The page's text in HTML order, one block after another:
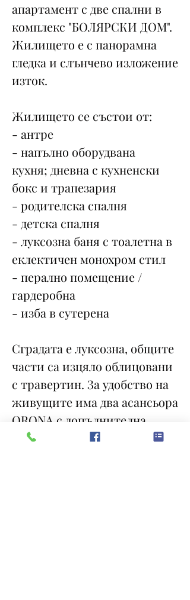
апартамент с две спални в
комплекс "БОЛЯРСКИ ДОМ".
Жилището е с панорамна
гледка и слънчево изложение
изток.
Жилището се състои от:
- антре
- напълно оборудвана
кухня; дневна с кухненски
бокс и трапезария
- родителска спалня
- детска спалня
- луксозна баня с тоалетна в
еклектичен монохром стил
- перално помещение /
гардеробна
- изба в сутерена
Сградата е луксозна, общите
части са изцяло облицовани
с травертин. За удобство на
живущите има два асансьора
ORONA с допълнителна
спирка към избите и